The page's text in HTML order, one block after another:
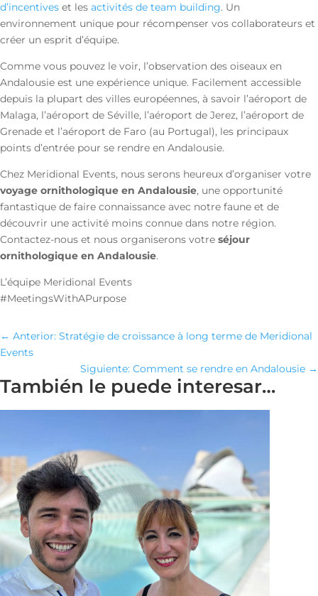
d’incentives et les activités de team building. Un
environnement unique pour récompenser vos collaborateurs et
créer un esprit d’équipe.
Comme vous pouvez le voir, l’observation des oiseaux en
Andalousie est une expérience unique. Facilement accessible
depuis la plupart des villes européennes, à savoir l’aéroport de
Malaga, l’aéroport de Séville, l’aéroport de Jerez, l’aéroport de
Grenade et l’aéroport de Faro (au Portugal), les principaux
points d’entrée pour se rendre en Andalousie.
Chez Meridional Events, nous serons heureux d’organiser votre
voyage ornithologique en Andalousie, une opportunité
fantastique de faire connaissance avec notre faune et de
découvrir une activité moins connue dans notre région.
Contactez-nous et nous organiserons votre séjour
ornithologique en Andalousie.
L’équipe Meridional Events
#MeetingsWithAPurpose
← Anterior: Stratégie de croissance à long terme de Meridional
Events
Siguiente: Comment se rendre en Andalousie →
También le puede interesar…